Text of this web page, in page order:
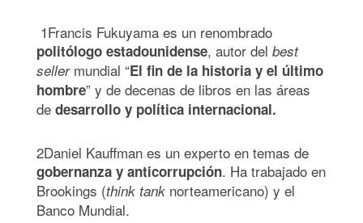
1Francis Fukuyama es un renombrado
politólogo estadounidense, autor del best
sellermundial “El fin de la historia y el último
hombre” y de decenas de libros en las áreas
de desarrollo y política internacional.
2Daniel Kauffman es un experto en temas de
gobernanza y anticorrupción. Ha trabajado en
Brookings (think tank norteamericano) y el
Banco Mundial.